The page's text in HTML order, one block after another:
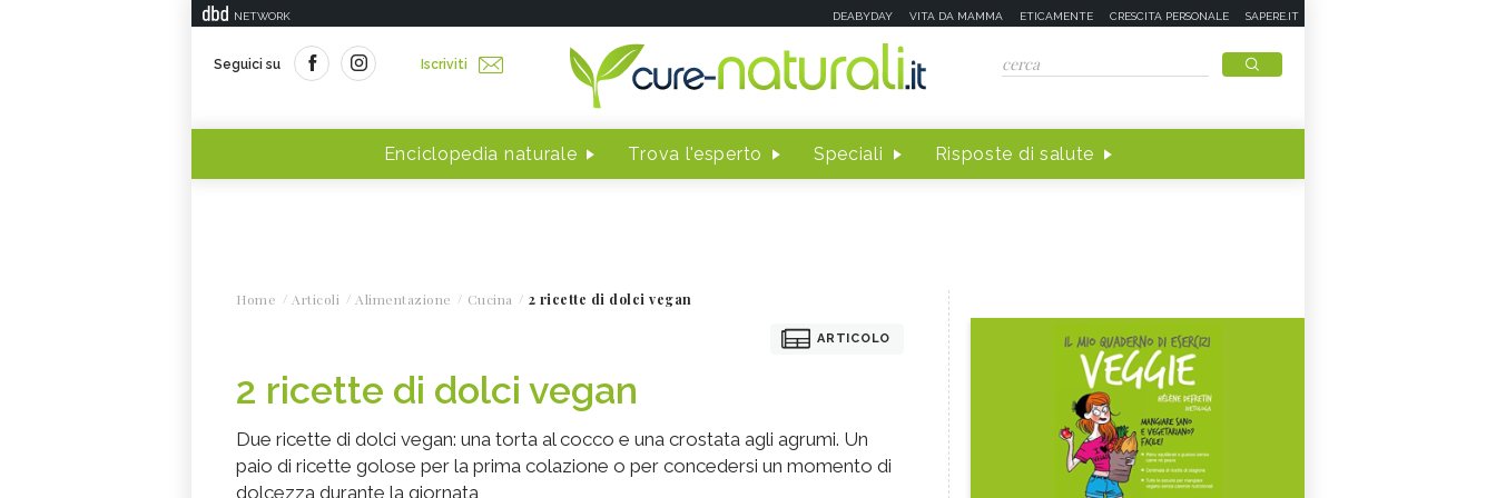
NETWORK DEABYDAY VITA DA MAMMA ETICAMENTE CRESCITA PERSONALE SAPERE.IT
Seguici su Iscriviti
Enciclopedia naturale Trova l'esperto Speciali Risposte di salute
Home Articoli Alimentazione Cucina 2 ricette di dolci vegan
ARTICOLO
2 ricette di dolci vegan
Due ricette di dolci vegan: una torta al cocco e una crostata agli agrumi. Un
paio di ricette golose per la prima colazione o per concedersi un momento di
dolcezza durante la giornata